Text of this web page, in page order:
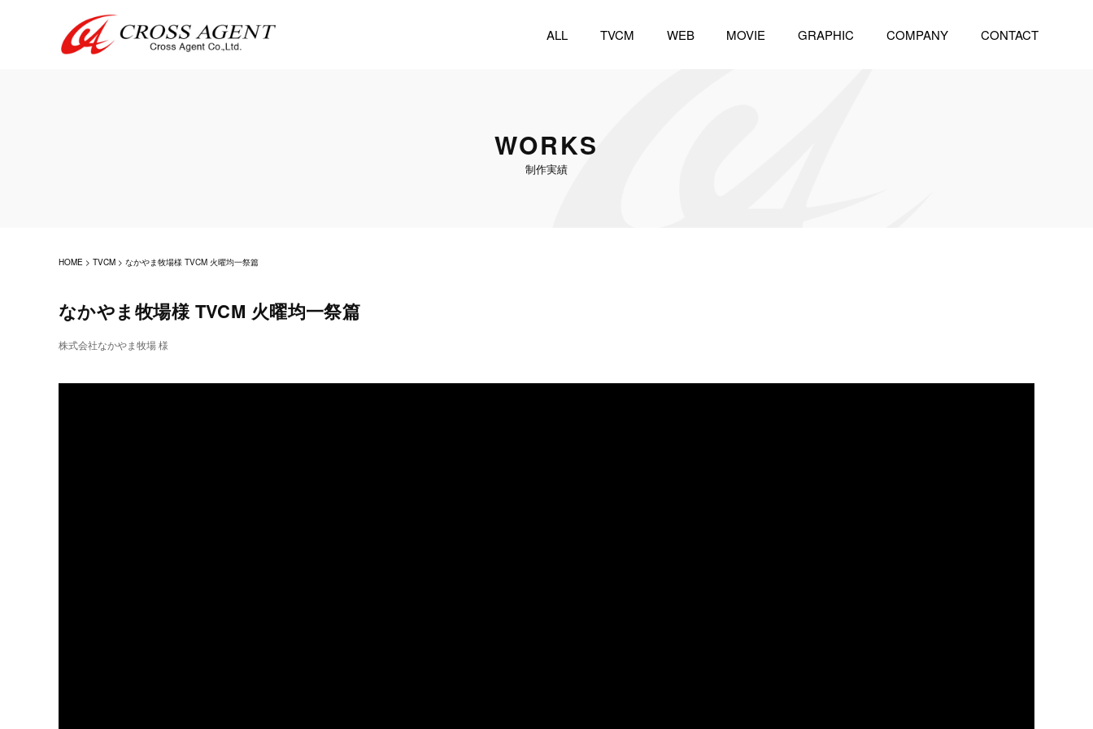
ALL TVCM WEB MOVIE GRAPHIC COMPANY CONTACT
WORKS
制作実績
HOME > TVCM > なかやま牧場様 TVCM 火曜均一祭篇
なかやま牧場様 TVCM 火曜均一祭篇
株式会社なかやま牧場 様